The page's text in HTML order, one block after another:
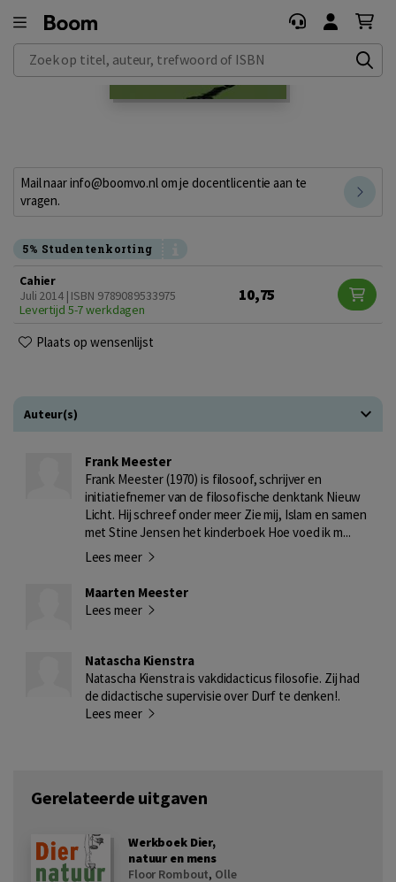
Zoek op titel, auteur, trefwoord of ISBN
Mail naar info@boomvo.nl om je docentlicentie aan te
vragen.
5% Studentenkorting
Cahier
Juli 2014 | ISBN 9789089533975
Levertijd 5-7 werkdagen
10,75
Plaats op wensenlijst
Auteur(s)
Frank Meester
Frank Meester (1970) is filosoof, schrijver en
initiatiefnemer van de filosofische denktank Nieuw
Licht. Hij schreef onder meer Zie mij, Islam en samen
met Stine Jensen het kinderboek Hoe voed ik m...
Lees meer
Maarten Meester
Lees meer
Natascha Kienstra
Natascha Kienstra is vakdidacticus filosofie. Zij had
de didactische supervisie over Durf te denken!.
Lees meer
Gerelateerde uitgaven
Werkboek Dier,
natuur en mens
Floor Rombout, Olle